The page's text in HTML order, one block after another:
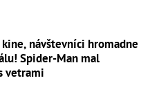
kine, návštevníci hromadne
Spider-Man mal
vetrami